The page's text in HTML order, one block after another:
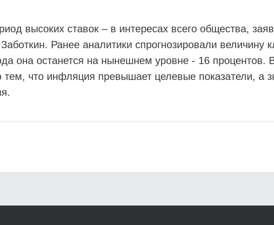
высоких ставок – в интересах всего общества,
Ранее аналитики спрогнозировали величину
она останется на нынешнем уровне - 16 процентов.
тем, что инфляция превышает целевые показатели, а